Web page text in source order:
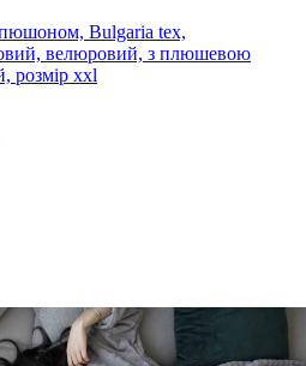
Bulgaria tex,
велюровий, з плюшевою
розмір xxl